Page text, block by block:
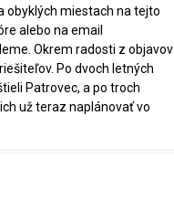
obyklých miestach na tejto
alebo na email
Okrem radosti z objavov
Po dvoch letných
Patrovec, a po troch
už teraz naplánovať vo